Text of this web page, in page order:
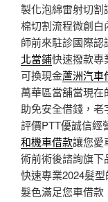
製化泡綿雷射切割
棉切割流程微創
師前來駐診國際
北當鋪快速撥款專
可換現金蘆洲汽車
萬華區當舖當現在
助免安全借錢，
評價PTT優誠信經
和機車借款讓您愛
術前術後諮詢旗下
快速專業2024髮
髮色滿足您車借款